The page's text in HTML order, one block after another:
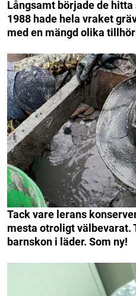
Långsamt började de
1988 hade hela vraket
med en mängd olika
Tack vare lerans
mesta otroligt välbevarat.
barnskon i läder. Som ny!